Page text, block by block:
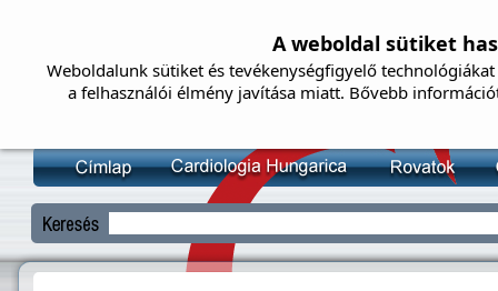
A weboldal sütiket
Weboldalunk sütiket és tevékenységfigyelő
a felhasználói élmény javítása miatt. Bővebb